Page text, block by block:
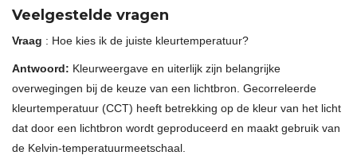
Veelgestelde vragen
Vraag : Hoe kies ik de juiste kleurtemperatuur?
Antwoord: Kleurweergave en uiterlijk zijn belangrijke
overwegingen bij de keuze van een lichtbron. Gecorreleerde
kleurtemperatuur (CCT) heeft betrekking op de kleur van het licht
dat door een lichtbron wordt geproduceerd en maakt gebruik van
de Kelvin-temperatuurmeetschaal.